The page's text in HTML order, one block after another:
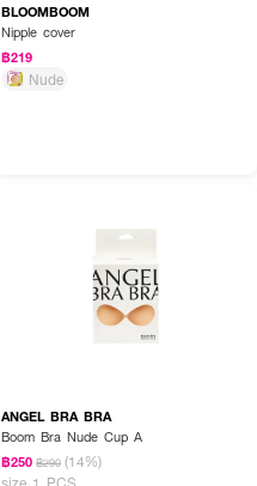
BLOOMBOOM
Nipple cover
฿219
Nude
ANGEL BRA BRA
Boom Bra Nude Cup A
฿250 ฿290 (14%)
size 1 PCS